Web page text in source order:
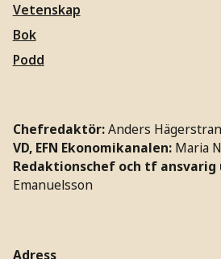
Vetenskap
Bok
Podd
Chefredaktör:Anders
VD, EFN Ekonomikanalen: Maria
Redaktionschef och tf
Emanuelsson
Adress